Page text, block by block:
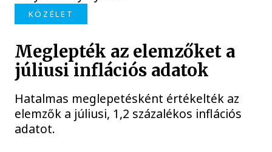
KÖZÉLET
Meglepték az elemzőket a
júliusi inflációs adatok
Hatalmas meglepetésként értékelték az
elemzők a júliusi, 1,2 százalékos inflációs
adatot.